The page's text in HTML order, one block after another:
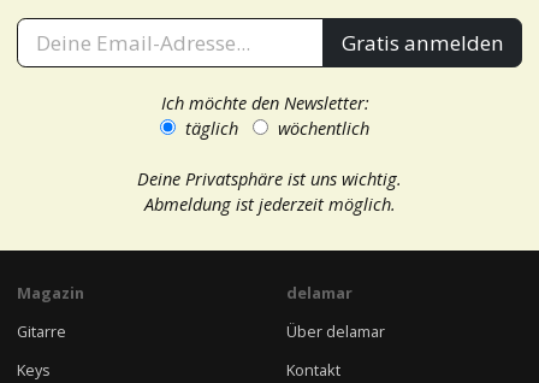
Gratis anmelden
Ich möchte den Newsletter:
täglich
wöchentlich
Deine Privatsphäre ist uns wichtig.
Abmeldung ist jederzeit möglich.
Magazin
Gitarre
Keys
delamar
Über delamar
Kontakt